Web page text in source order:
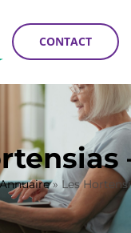
CONTACT
» Les